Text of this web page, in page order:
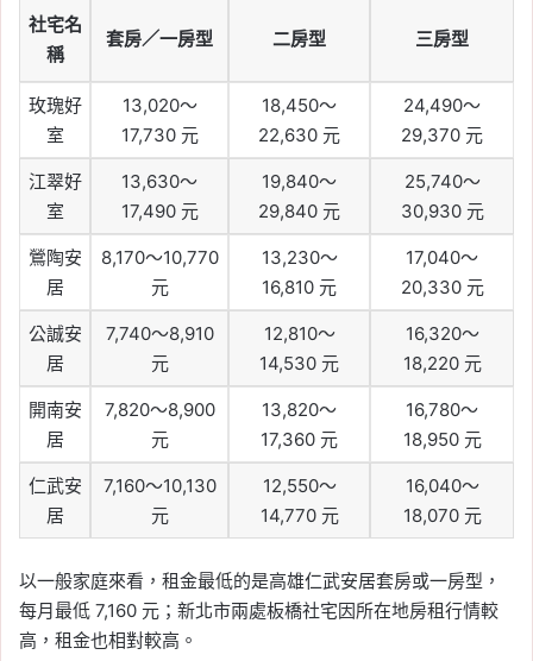
社宅名
稱
套房／一房型 二房型 三房型
玫瑰好
室
13,020～
17,730 元
18,450～
22,630 元
24,490～
29,370 元
江翠好
室
13,630～
17,490 元
19,840～
29,840 元
25,740～
30,930 元
鶯陶安
居
8,170～10,770
元
13,230～
16,810 元
17,040～
20,330 元
公誠安
居
7,740～8,910
元
12,810～
14,530 元
16,320～
18,220 元
開南安
居
7,820～8,900
元
13,820～
17,360 元
16,780～
18,950 元
仁武安
居
7,160～10,130
元
12,550～
14,770 元
16,040～
18,070 元
以一般家庭來看，租金最低的是高雄仁武安居套房或一房型，
每月最低 7,160 元；新北市兩處板橋社宅因所在地房租行情較
高，租金也相對較高。